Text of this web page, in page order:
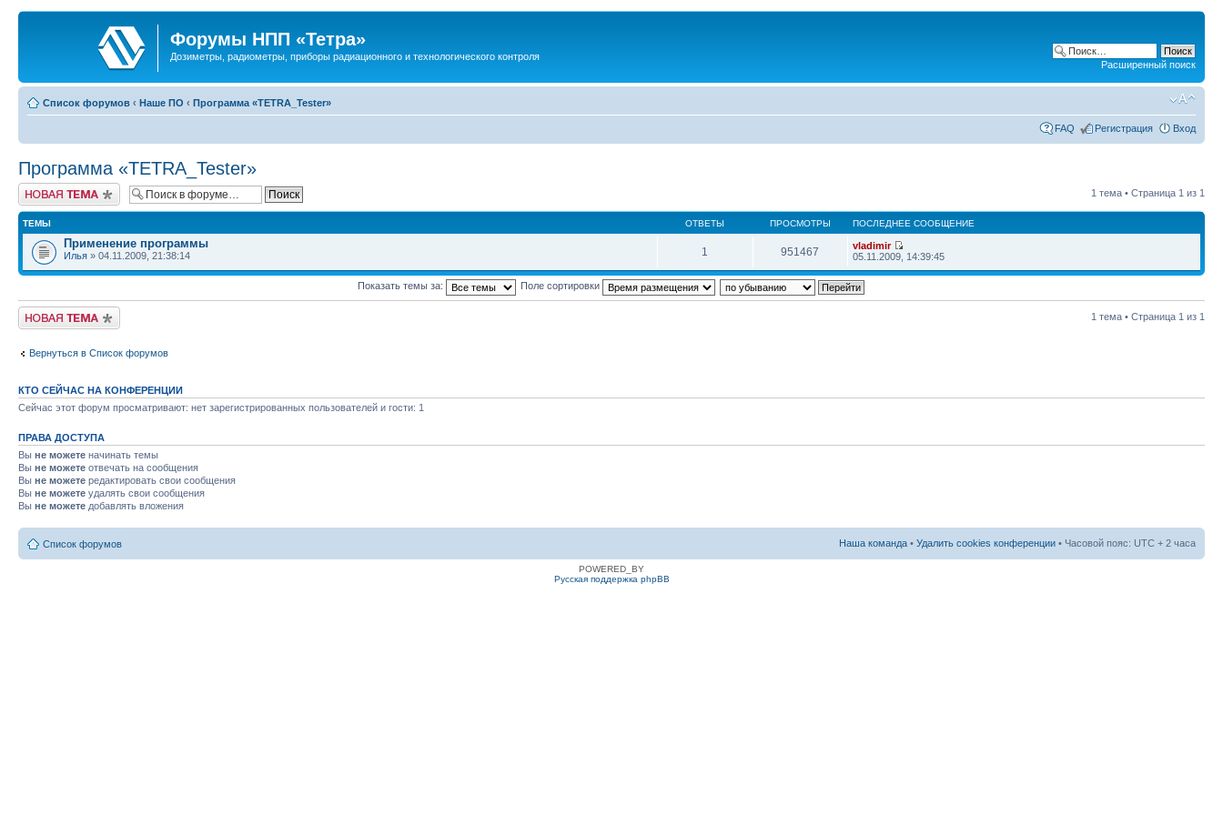
Форумы НПП «Тетра»
Дозиметры, радиометры, приборы радиационного и технологического контроля
Расширенный поиск
Список форумов ‹ Наше ПО ‹ Программа «TETRA_Tester»
FAQ Регистрация Вход
Программа «TETRA_Tester»
Новая тема 1 тема • Страница 1 из 1
ТЕМЫ ОТВЕТЫ ПРОСМОТРЫ ПОСЛЕДНЕЕ СООБЩЕНИЕ
Применение программы
Илья » 04.11.2009, 21:38:14 1 951467
vladimir
05.11.2009, 14:39:45
Показать темы за: Поле сортировки
Новая тема 1 тема • Страница 1 из 1
Вернуться в Список форумов
КТО СЕЙЧАС НА КОНФЕРЕНЦИИ
Сейчас этот форум просматривают: нет зарегистрированных пользователей и гости: 1
ПРАВА ДОСТУПА
Вы не можете начинать темы
Вы не можете отвечать на сообщения
Вы не можете редактировать свои сообщения
Вы не можете удалять свои сообщения
Вы не можете добавлять вложения
Список форумов Наша команда • Удалить cookies конференции • Часовой пояс: UTC + 2 часа
POWERED_BY
Русская поддержка phpBB